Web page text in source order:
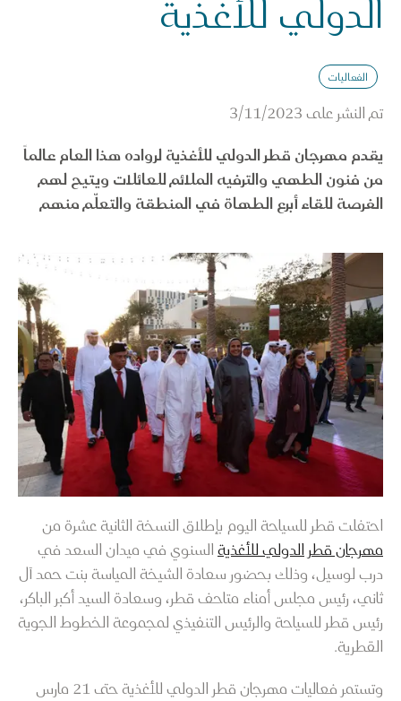
الدولي للأغذية
الفعاليات
تم النشر على 3/11/2023
يقدم مهرجان قطر الدولي للأغذية لرواده هذا العام عالماً
من فنون الطهي والترفيه الملائم للعائلات ويتيح لهم
الفرصة للقاء أبرع الطهاة في المنطقة والتعلّم منهم
احتفلت قطر للسياحة اليوم بإطلاق النسخة الثانية عشرة من
مهرجان قطر الدولي للأغذية السنوي في ميدان السعد في
درب لوسيل، وذلك بحضور سعادة الشيخة المياسة بنت حمد آل
ثاني، رئيس مجلس أمناء متاحف قطر، وسعادة السيد أكبر الباكر،
رئيس قطر للسياحة والرئيس التنفيذي لمجموعة الخطوط الجوية
القطرية.
وتستمر فعاليات مهرجان قطر الدولي للأغذية حتى 21 مارس